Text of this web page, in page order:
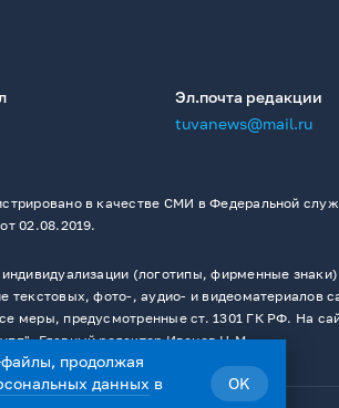
Эл.почта редакции
tuvanews@mail.ru
в качестве СМИ в Федеральной
02.08.2019.
(логотипы, фирменные
фото-, аудио- и видеоматериалов
меры, предусмотренные ст. 1301 ГК РФ. На
Главный редактор Иванов Н.М.
продолжая
данных в
OK